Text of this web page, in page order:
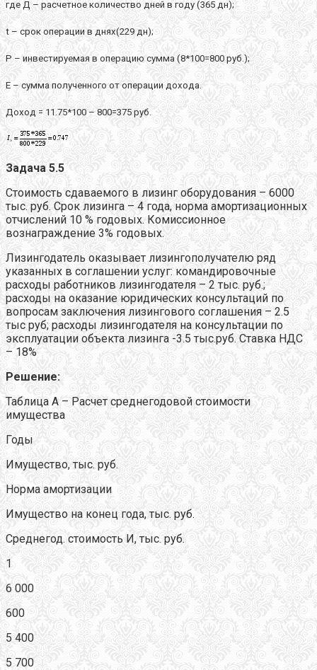
где Д – расчетное количество дней в году (365 дн);
t – срок операции в днях(229 дн);
Р – инвестируемая в операцию сумма (8*100=800 руб.);
Е – сумма полученного от операции дохода.
Доход = 11.75*100 – 800=375 руб.
Задача 5.5
Стоимость сдаваемого в лизинг оборудования – 6000
тыс. руб. Срок лизинга – 4 года, норма амортизационных
отчислений 10 % годовых. Комиссионное
вознаграждение 3% годовых.
Лизингодатель оказывает лизингополучателю ряд
указанных в соглашении услуг: командировочные
расходы работников лизингодателя – 2 тыс. руб.;
расходы на оказание юридических консультаций по
вопросам заключения лизингового соглашения – 2.5
тыс руб; расходы лизингодателя на консультации по
эксплуатации объекта лизинга -3.5 тыс.руб. Ставка НДС
– 18%
Решение:
Таблица А – Расчет среднегодовой стоимости
имущества
Годы
Имущество, тыс. руб.
Норма амортизации
Имущество на конец года, тыс. руб.
Среднегод. стоимость И, тыс. руб.
1
6 000
600
5 400
5 700